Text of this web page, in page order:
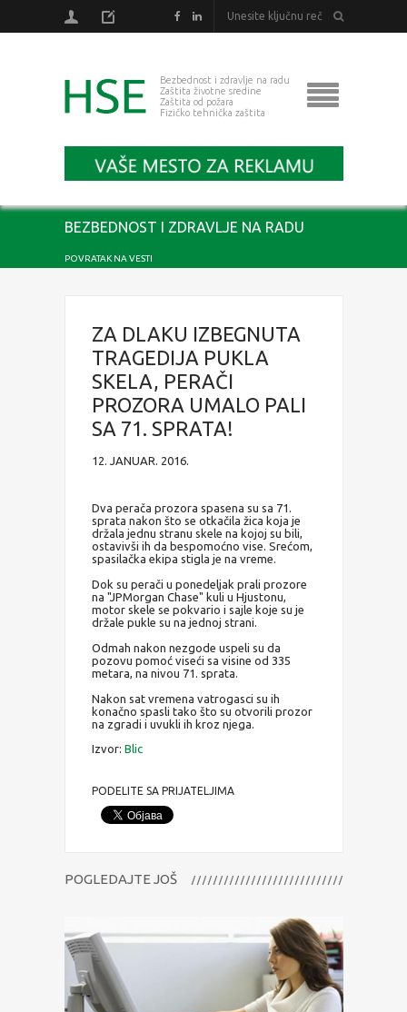
Bezbednost i zdravlje na radu
Zaštita životne sredine
Zaštita od požara
Fizičko tehnička zaštita
BEZBEDNOST I ZDRAVLJE NA RADU
POVRATAK NA VESTI
ZA DLAKU IZBEGNUTA
TRAGEDIJA PUKLA
SKELA, PERAČI
PROZORA UMALO PALI
SA 71. SPRATA!
12. JANUAR. 2016.
Dva perača prozora spasena su sa 71.
sprata nakon što se otkačila žica koja je
držala jednu stranu skele na kojoj su bili,
ostavivši ih da bespomoćno vise. Srećom,
spasilačka ekipa stigla je na vreme.
Dok su perači u ponedeljak prali prozore
na "JPMorgan Chase" kuli u Hjustonu,
motor skele se pokvario i sajle koje su je
držale pukle su na jednoj strani.
Odmah nakon nezgode uspeli su da
pozovu pomoć viseći sa visine od 335
metara, na nivou 71. sprata.
Nakon sat vremena vatrogasci su ih
konačno spasli tako što su otvorili prozor
na zgradi i uvukli ih kroz njega.
Izvor: Blic
PODELITE SA PRIJATELJIMA
POGLEDAJTE JOŠ